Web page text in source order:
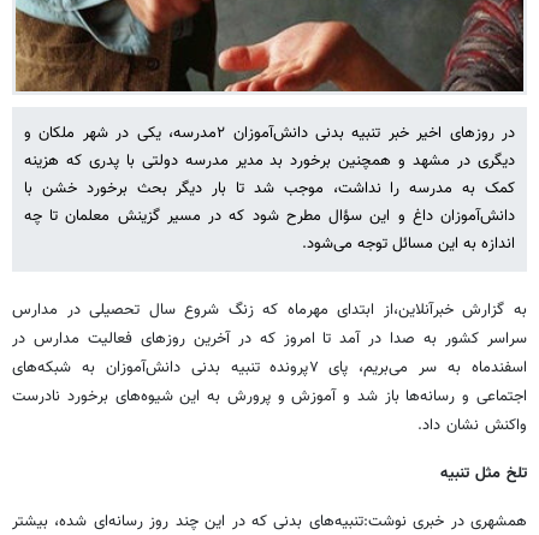
در روزهای اخیر خبر تنبیه بدنی دانش‌آموزان ۲مدرسه، یکی در شهر ملکان و
دیگری در مشهد و همچنین برخورد بد مدیر مدرسه دولتی با پدری که هزینه
کمک به مدرسه را نداشت، موجب شد تا بار دیگر بحث برخورد خشن با
دانش‌آموزان داغ و این سؤال مطرح شود که در مسیر گزینش معلمان تا چه
اندازه به این مسائل توجه می‌شود.
به گزارش خبرآنلاین،از ابتدای مهرماه که زنگ شروع سال تحصیلی در مدارس
سراسر کشور به صدا در آمد تا امروز که در آخرین روزهای فعالیت مدارس در
اسفندماه به سر می‌بریم، پای ۷پرونده تنبیه بدنی دانش‌آموزان به شبکه‌های
اجتماعی و رسانه‌ها باز شد و آموزش و پرورش به این شیوه‌های برخورد نادرست
واکنش نشان داد.
تلخ مثل تنبیه
همشهری در خبری نوشت:تنبیه‌های بدنی که در این چند روز رسانه‌ای شده، بیشتر